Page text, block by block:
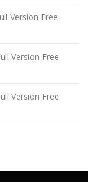
Version Free
Version Free
Version Free